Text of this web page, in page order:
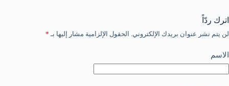
اترك ردّاً
لن يتم نشر عنوان بريدك الإلكتروني. الحقول الإلزامية مشار إليها بـ *
الاسم